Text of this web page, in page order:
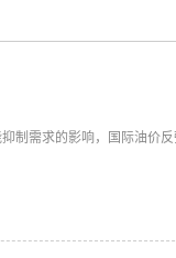
制需求的影响，国际油价